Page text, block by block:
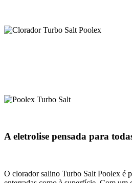
A eletrolise pensada para
O clorador salino Turbo Salt Poolex é